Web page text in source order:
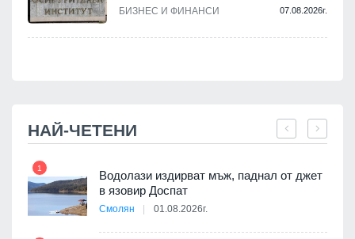
БИЗНЕС И ФИНАНСИ 07.08.2026г.
НАЙ-ЧЕТЕНИ
1
Водолази издирват мъж, паднал от джет
в язовир Доспат
Смолян 01.08.2026г.